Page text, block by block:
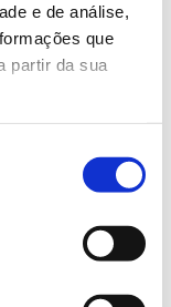
e de análise,
que
partir da sua